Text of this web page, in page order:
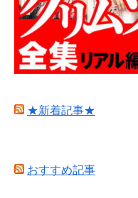
★新着記事★
おすすめ記事